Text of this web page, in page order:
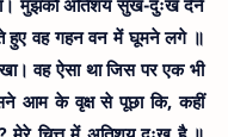
मुझको अतिशय सुख-दुःख देने
हुए वह गहन वन में घूमने लगे ॥
वह ऐसा था जिस पर एक भी
आम के वृक्ष से पूछा कि, कहीं